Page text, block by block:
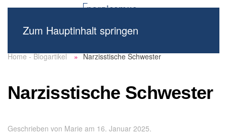
Zum Hauptinhalt springen
Home - Blogartikel Narzisstische Schwester
Narzisstische Schwester
Geschrieben von Marie am 16. Januar 2025.